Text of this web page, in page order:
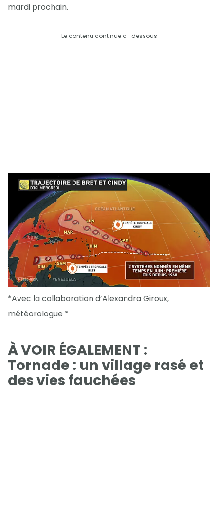
mardi prochain.
Le contenu continue ci-dessous
*Avec la collaboration d’Alexandra Giroux,
météorologue *
À VOIR ÉGALEMENT :
Tornade : un village rasé et
des vies fauchées